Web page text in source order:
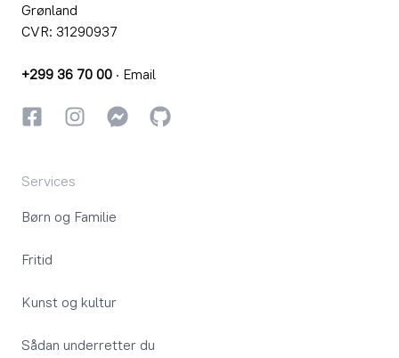
Grønland
CVR: 31290937
+299 36 70 00 · Email
FacebookInstagramInstagram
GitHub
Services
Børn og Familie
Fritid
Kunst og kultur
Sådan underretter du